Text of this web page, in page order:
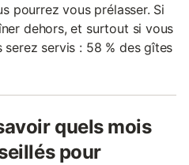
pourrez vous prélasser. Si
dehors, et surtout si vous
servis : 58 % des gîtes
quels mois
pour